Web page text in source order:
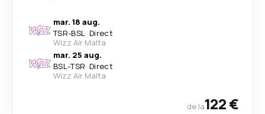
mar. 18 aug.
TSR-BSL· Direct
Wizz Air Malta
mar. 25 aug.
BSL-TSR· Direct
Wizz Air Malta
de la122 €